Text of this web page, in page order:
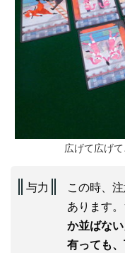
広げて広げ
与力
この時、
あります。
か並ばない
有っても